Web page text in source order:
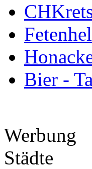
Bier -
Werbung
Städte